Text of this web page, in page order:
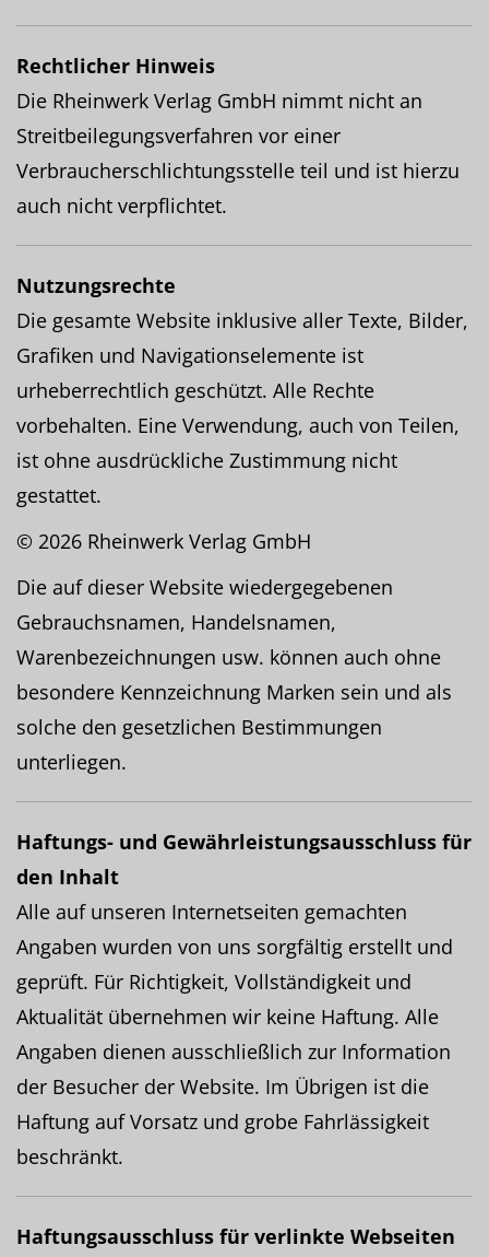
Rechtlicher Hinweis
Die Rheinwerk Verlag GmbH nimmt nicht an
Streitbeilegungsverfahren vor einer
Verbraucherschlichtungsstelle teil und ist hierzu
auch nicht verpflichtet.
Nutzungsrechte
Die gesamte Website inklusive aller Texte, Bilder,
Grafiken und Navigationselemente ist
urheberrechtlich geschützt. Alle Rechte
vorbehalten. Eine Verwendung, auch von Teilen,
ist ohne ausdrückliche Zustimmung nicht
gestattet.
© 2026 Rheinwerk Verlag GmbH
Die auf dieser Website wiedergegebenen
Gebrauchsnamen, Handelsnamen,
Warenbezeichnungen usw. können auch ohne
besondere Kennzeichnung Marken sein und als
solche den gesetzlichen Bestimmungen
unterliegen.
Haftungs- und Gewährleistungsausschluss für
den Inhalt
Alle auf unseren Internetseiten gemachten
Angaben wurden von uns sorgfältig erstellt und
geprüft. Für Richtigkeit, Vollständigkeit und
Aktualität übernehmen wir keine Haftung. Alle
Angaben dienen ausschließlich zur Information
der Besucher der Website. Im Übrigen ist die
Haftung auf Vorsatz und grobe Fahrlässigkeit
beschränkt.
Haftungsausschluss für verlinkte Webseiten